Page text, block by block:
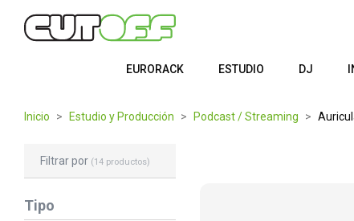
EURORACK ESTUDIO DJ
Inicio Estudio y Producción Podcast / Streaming
Filtrar por (14 productos)
Tipo